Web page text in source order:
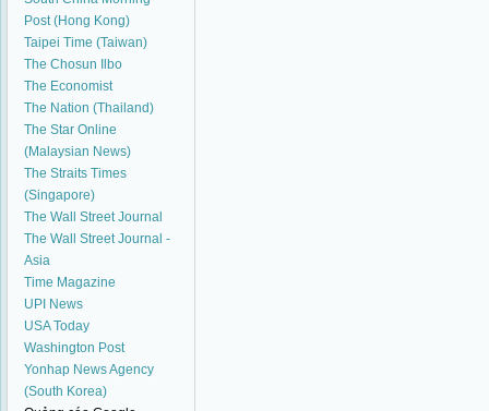
Post (Hong Kong)
Taipei Time (Taiwan)
The Chosun Ilbo
The Economist
The Nation (Thailand)
The Star Online
(Malaysian News)
The Straits Times
(Singapore)
The Wall Street Journal
The Wall Street Journal -
Asia
Time Magazine
UPI News
USA Today
Washington Post
Yonhap News Agency
(South Korea)